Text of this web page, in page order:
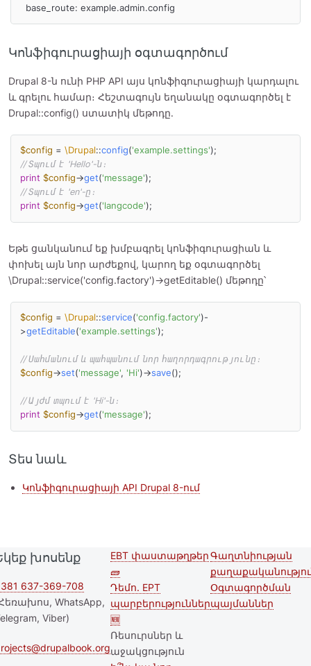
Կոնֆիգուրացիայի օգտագործում
Drupal 8-ն ունի PHP API այս կոնֆիգուրացիայի կարդալու
և գրելու համար։ Հեշտագույն եղանակը օգտագործել է
Drupal::config() ստատիկ մեթոդը․
$config = \Drupal::config('example.settings'
// Տպում է 'Hello'-ն։
print $config->get('message'
// Տպում է 'en'-ը։
print $config->get('langcode');
Եթե ցանկանում եք խմբագրել կոնֆիգուրացիան և
փոխել այն նոր արժեքով, կարող եք օգտագործել
\Drupal::service('config.factory')->getEditable() մեթոդը՝
$config = \Drupal::service('config.factory')-
>getEditable('example.settings');
// Սահմանում և պահպանում նոր հաղորդագրությունը։
$config->set('message', 'Hi')->save();
// Այժմ տպում է 'Hi'-ն։
print $config->get('message');
Տես նաև
Կոնֆիգուրացիայի API Drupal 8-ում
խոսենք
637-369-708
WhatsApp,
Viber)
Second
footer
menu
EBT փաստաթղթեր
🧱
Դեմո. EPT
պարբերություններ
🆕
Ռեսուրսներ և
աջակցություն
Footer menu
Գաղտնիության
Օգտագործման
պայմաններ